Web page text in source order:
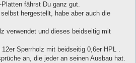
fährst Du ganz gut.
hergestellt, habe aber auch die
verwendet und dieses beidseitig mit
Sperrholz mit beidseitig 0,6er HPL .
an, die jeder an seinen Ausbau hat.